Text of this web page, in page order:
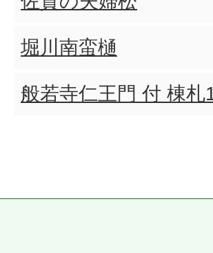
堀川南蛮樋
般若寺仁王門 付 棟札